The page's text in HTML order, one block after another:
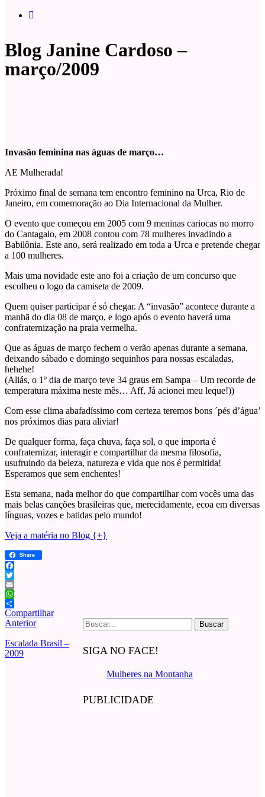
Blog Janine Cardoso –
março/2009
Invasão feminina nas águas de março…
AE Mulherada!
Próximo final de semana tem encontro feminino na Urca, Rio de
Janeiro, em comemoração ao Dia Internacional da Mulher.
O evento que começou em 2005 com 9 meninas cariocas no morro
do Cantagalo, em 2008 contou com 78 mulheres invadindo a
Babilônia. Este ano, será realizado em toda a Urca e pretende chegar
a 100 mulheres.
Mais uma novidade este ano foi a criação de um concurso que
escolheu o logo da camiseta de 2009.
Quem quiser participar é só chegar. A “invasão” acontece durante a
manhã do dia 08 de março, e logo após o evento haverá uma
confraternização na praia vermelha.
Que as águas de março fechem o verão apenas durante a semana,
deixando sábado e domingo sequinhos para nossas escaladas,
hehehe!
(Aliás, o 1º dia de março teve 34 graus em Sampa – Um recorde de
temperatura máxima neste mês… Aff, Já acionei meu leque!))
Com esse clima abafadíssimo com certeza teremos bons ´pés d’água’
nos próximos dias para aliviar!
De qualquer forma, faça chuva, faça sol, o que importa é
confraternizar, interagir e compartilhar da mesma filosofia,
usufruindo da beleza, natureza e vida que nos é permitida!
Esperamos que sem enchentes!
Esta semana, nada melhor do que compartilhar com vocês uma das
mais belas canções brasileiras que, merecidamente, ecoa em diversas
línguas, vozes e batidas pelo mundo!
Veja a matéria no Blog {+}
Share
Facebook
Twitter
Email
WhatsApp
Compartilhar
Buscar
por:
SIGA NO FACE!
Mulheres na Montanha
PUBLICIDADE
Anterior
Escalada Brasil –
2009